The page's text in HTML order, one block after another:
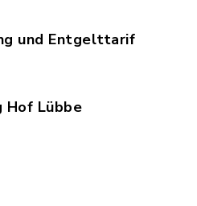
und Entgelttarif
Hof Lübbe